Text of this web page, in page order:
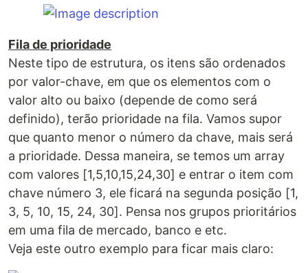
Fila de prioridade
Neste tipo de estrutura, os itens são ordenados
por valor-chave, em que os elementos com o
valor alto ou baixo (depende de como será
definido), terão prioridade na fila. Vamos supor
que quanto menor o número da chave, mais será
a prioridade. Dessa maneira, se temos um array
com valores [1,5,10,15,24,30] e entrar o item com
chave número 3, ele ficará na segunda posição [1,
3, 5, 10, 15, 24, 30]. Pensa nos grupos prioritários
em uma fila de mercado, banco e etc.
Veja este outro exemplo para ficar mais claro: